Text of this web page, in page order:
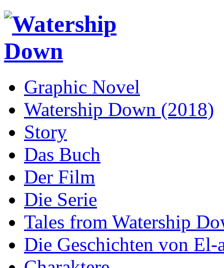
Graphic Novel
Watership Down (2018)
Story
Das Buch
Der Film
Die Serie
Tales from Watership
Die Geschichten von El-